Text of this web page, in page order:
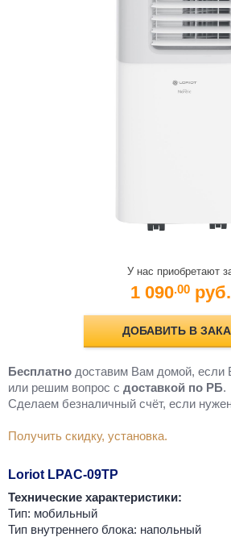
У нас приобретают
1 090.00 руб.
ДОБАВИТЬ В
Бесплатно доставим Вам домой, если
или решим вопрос с доставкой по РБ.
Cделаем безналичный счёт, если
Получить скидку, установка.
Loriot LPAC-09TP
Технические характеристики:
Тип: мобильный
Тип внутреннего блока: напольный